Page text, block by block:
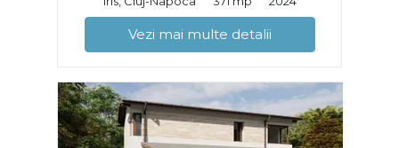
Vezi mai multe detalii